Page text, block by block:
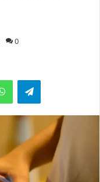
0
WhatsAppTelegram